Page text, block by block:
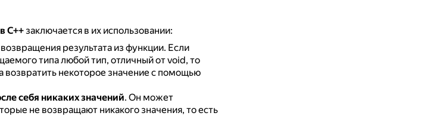
C++заключается в их использовании:
результата из функции. Если
типа любой тип, отличный от void, то
возвратить некоторое значение с помощью
себя никаких значений. Он может
не возвращают никакого значения, то есть